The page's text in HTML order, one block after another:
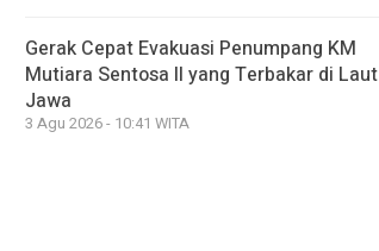
Gerak Cepat Evakuasi Penumpang KM
Mutiara Sentosa II yang Terbakar di Laut
Jawa
3 Agu 2026 - 10:41 WITA